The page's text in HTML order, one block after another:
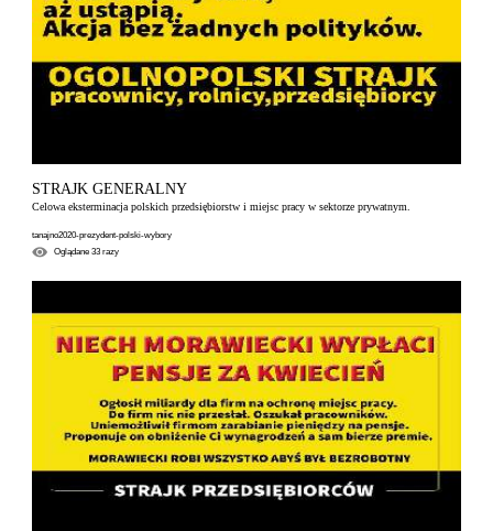
STRAJK GENERALNY
Celowa eksterminacja polskich przedsiębiorstw i miejsc pracy w sektorze prywatnym.
tanajno2020-prezydent-polski-wybory
Oglądane33 razy